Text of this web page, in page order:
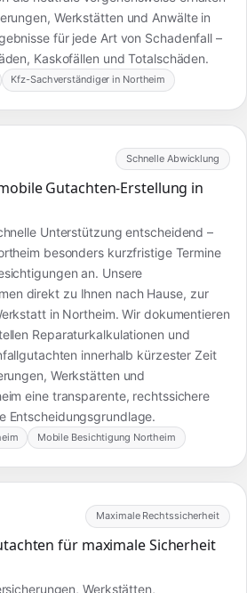
Werkstätten und Anwälte in
für jede Art von Schadenfall –
Kaskofällen und Totalschäden.
Kfz-Sachverständiger in Northeim
Schnelle Abwicklung
Gutachten-Erstellung in
Unterstützung entscheidend –
besonders kurzfristige Termine
an. Unsere
direkt zu Ihnen nach Hause, zur
in Northeim. Wir dokumentieren
Reparaturkalkulationen und
innerhalb kürzester Zeit
Werkstätten und
eine transparente, rechtssichere
Entscheidungsgrundlage.
Mobile Besichtigung Northeim
Maximale Rechtssicherheit
für maximale Sicherheit
Werkstätten,